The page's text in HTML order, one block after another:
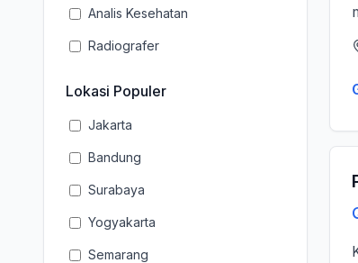
Analis Kesehatan
Radiografer
Lokasi Populer
Jakarta
Bandung
Surabaya
Yogyakarta
Semarang